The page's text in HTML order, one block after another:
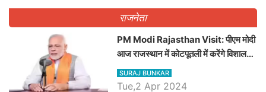
राजनेता
PM Modi Rajasthan Visit: पीएम मोदी
आज राजस्थान में कोटपूतली में करेंगे विशाल
रैली, एक सभा से 8 सीटों पर साधेगें निशाना
SURAJ BUNKAR
Tue,2 Apr 2024